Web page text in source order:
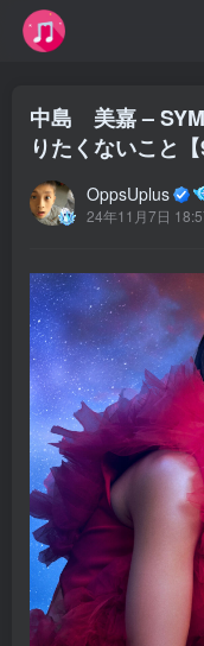
中島 美嘉 –
りたくないこと
OppsUplus
24年11月7日